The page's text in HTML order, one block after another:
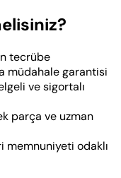
tecrübe
müdahale garantisi
ve sigortalı
parça ve uzman
memnuniyeti odaklı